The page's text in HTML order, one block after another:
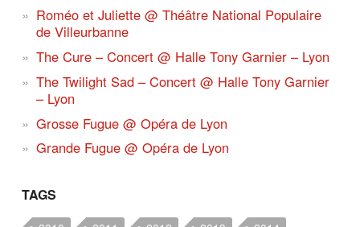
Roméo et Juliette @ Théâtre National Populaire
de Villeurbanne
The Cure – Concert @ Halle Tony Garnier – Lyon
The Twilight Sad – Concert @ Halle Tony Garnier
– Lyon
Grosse Fugue @ Opéra de Lyon
Grande Fugue @ Opéra de Lyon
TAGS